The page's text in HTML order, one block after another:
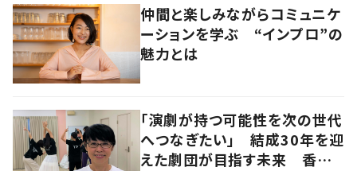
仲間と楽しみながらコミュニケ
ーションを学ぶ “インプロ”の
魅力とは
「演劇が持つ可能性を次の世代
へつなぎたい」 結成30年を迎
えた劇団が目指す未来 香川・